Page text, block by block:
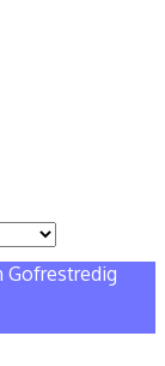
Gofrestredig